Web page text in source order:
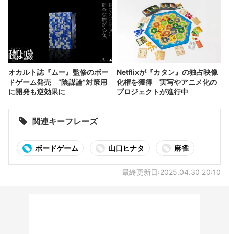
オカルト誌『ムー』監修のボー
ドゲーム発売 “陰謀論”対策用
に開発も逆効果に
Netflixが『カタン』の独占映像
化権を獲得 実写やアニメ化の
プロジェクトが進行中
関連キーフレーズ
ボードゲーム 山口ヒナタ 麻雀
最終更新日:2025.04.30 20:10